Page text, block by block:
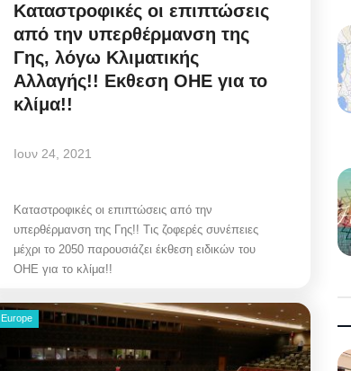
Καταστροφικές οι επιπτώσεις
από την υπερθέρμανση της
Γης, λόγω Κλιματικής
Αλλαγής!! Εκθεση ΟΗΕ για το
κλίμα!!
Ιουν 24, 2021
Καταστροφικές οι επιπτώσεις από την
υπερθέρμανση της Γης!! Τις ζοφερές συνέπειες
μέχρι το 2050 παρουσιάζει έκθεση ειδικών του
ΟΗΕ για το κλίμα!!
Europe